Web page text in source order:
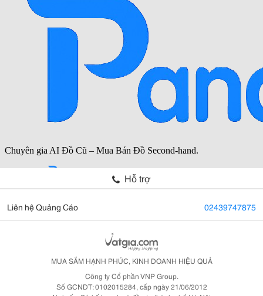
Hỗ trợ
Liên hệ Quảng Cáo 02439747875
MUA SẮM HẠNH PHÚC, KINH DOANH HIỆU QUẢ
Công ty Cổ phần VNP Group.
Số GCNDT: 0102015284, cấp ngày 21/06/2012